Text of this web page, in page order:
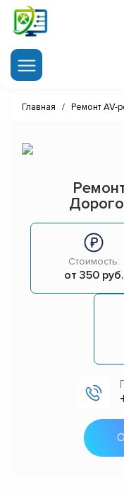
Главная / Ремонт AV-
Стоимость:
от 350 руб.